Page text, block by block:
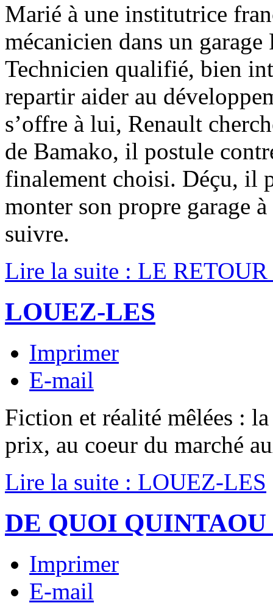
Marié à une institutrice
mécanicien dans un
Technicien qualifié, bien
repartir aider au
s’offre à lui, Renault
de Bamako, il postule
finalement choisi. Déçu, il
monter son propre garage
suivre.
Lire la suite : LE
LOUEZ-LES
Imprimer
E-mail
Fiction et réalité mêlées :
prix, au coeur du marché
Lire la suite : LOUEZ-LES
DE QUOI
Imprimer
E-mail